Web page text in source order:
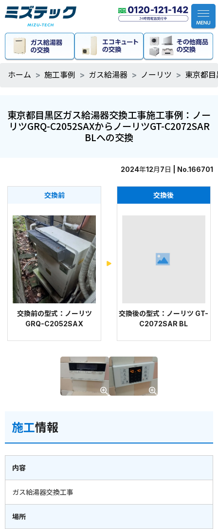
ホーム 施工事例 ガス給湯器 ノーリツ 東京都
東京都目黒区ガス給湯器交換工事施工事例：ノー
リツGRQ-C2052SAXからノーリツGT-C2072SAR
BLへの交換
2024年12月7日 | No.166701
交換前
交換前の型式：ノーリツ
GRQ-C2052SAX
交換後
交換後の型式：ノーリツ GT-
C2072SAR BL
施工情報
内容
ガス給湯器交換工事
場所